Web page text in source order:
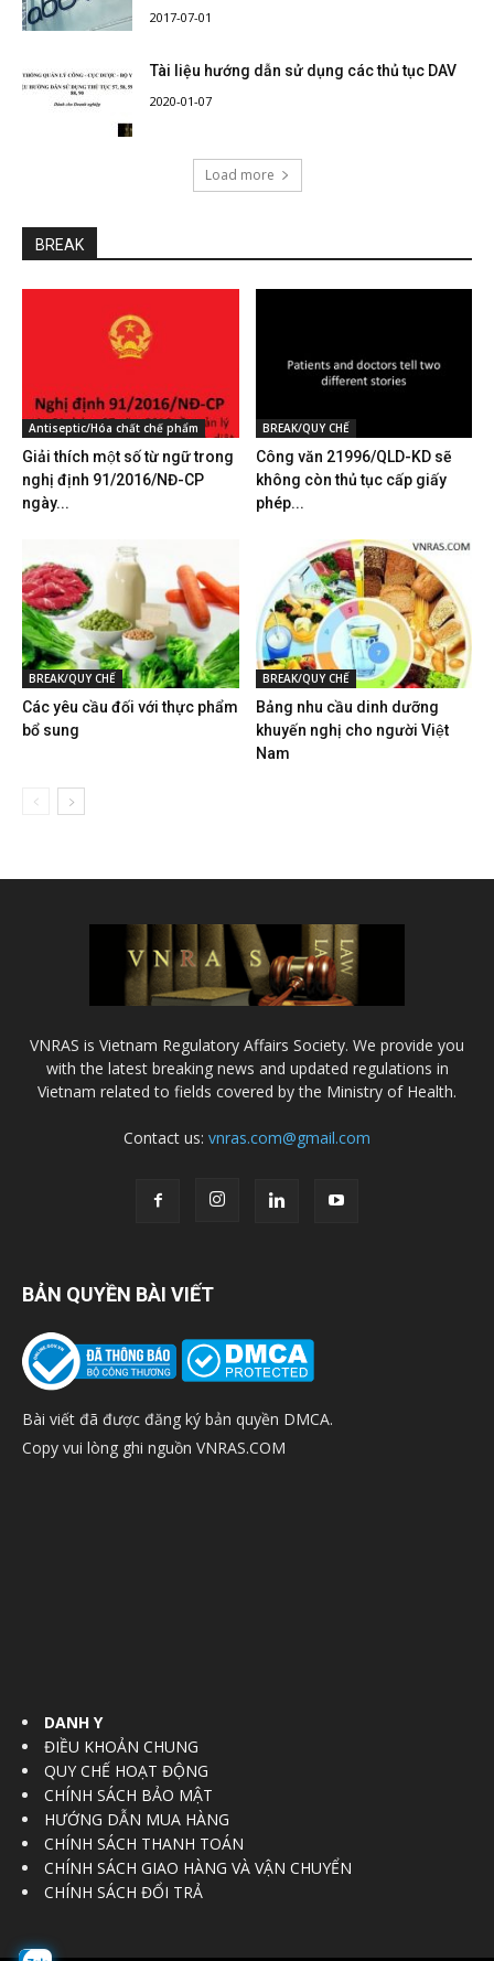
2017-07-01
Tài liệu hướng dẫn sử dụng các thủ tục DAV
2020-01-07
Load more
BREAK
Antiseptic/Hóa chất chế phẩm
Giải thích một số từ ngữ trong
nghị định 91/2016/NĐ-CP
ngày...
BREAK/QUY CHẾ
Công văn 21996/QLD-KD sẽ
không còn thủ tục cấp giấy
phép...
BREAK/QUY CHẾ
Các yêu cầu đối với thực phẩm
bổ sung
BREAK/QUY CHẾ
Bảng nhu cầu dinh dưỡng
khuyến nghị cho người Việt
Nam
VNRAS is Vietnam Regulatory Affairs Society. We provide you
with the latest breaking news and updated regulations in
Vietnam related to fields covered by the Ministry of Health.
Contact us: vnras.com@gmail.com
BẢN QUYỀN BÀI VIẾT
Bài viết đã được đăng ký bản quyền DMCA.
Copy vui lòng ghi nguồn VNRAS.COM
DANH Y
ĐIỀU KHOẢN CHUNG
QUY CHẾ HOẠT ĐỘNG
CHÍNH SÁCH BẢO MẬT
HƯỚNG DẪN MUA HÀNG
CHÍNH SÁCH THANH TOÁN
CHÍNH SÁCH GIAO HÀNG VÀ VẬN CHUYỂN
CHÍNH SÁCH ĐỔI TRẢ